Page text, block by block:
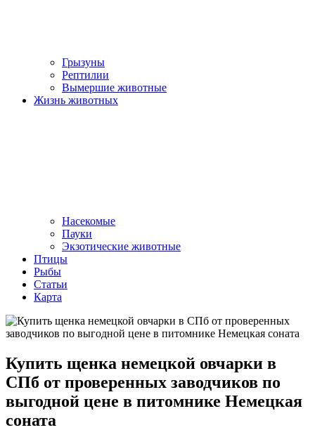
Грызуны
Рептилии
Вымершие животные
Жизнь животных
Насекомые
Пауки
Экзотические животные
Птицы
Рыбы
Статьи
Карта
Купить щенка немецкой овчарки в
СПб от проверенных заводчиков по
выгодной цене в питомнике Немецкая
соната